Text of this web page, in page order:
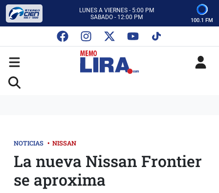
LUNES A VIERNES - 5:00 PM
SABADO - 12:00 PM
CON MEMO LIRA Y SU EQUIPO
LUNES A VIERNES - 5:00 PM
SABADO - 12:00 PM
100.1 FM
NOTICIAS • NISSAN
La nueva Nissan Frontier
se aproxima